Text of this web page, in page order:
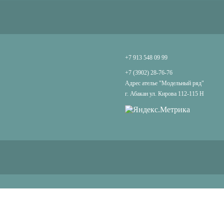
+7 913 548 09 99
+7 (3902) 28-76-76
Адрес ателье "Модельный ряд"
г. Абакан ул. Кирова 112-115 Н